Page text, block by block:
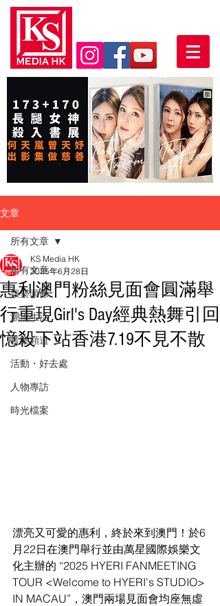
文章
所有文章
娛樂頭條
潮流生活
音樂頻道
活動・好去處
人物專訪
時光檔案
所有文章
惠利澳門粉絲見面會圓滿舉
行重現Girl's Day經典熱舞引回
憶殺下站香港7.19不見不散
KS Media HK
2025年6月28日
漂亮又可愛的惠利，終於來到澳門！於6
月22日在澳門舉行並由萬星國際娛樂文
化主辦的 “2025 HYERI FANMEETING
TOUR <Welcome to HYERI's STUDIO>
IN MACAU”，澳門兩場見面會均座無虛